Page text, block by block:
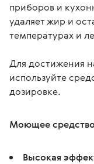
приборов и
удаляет жир и
температурах и
Для достижения
используйте
Моющее
Высокая